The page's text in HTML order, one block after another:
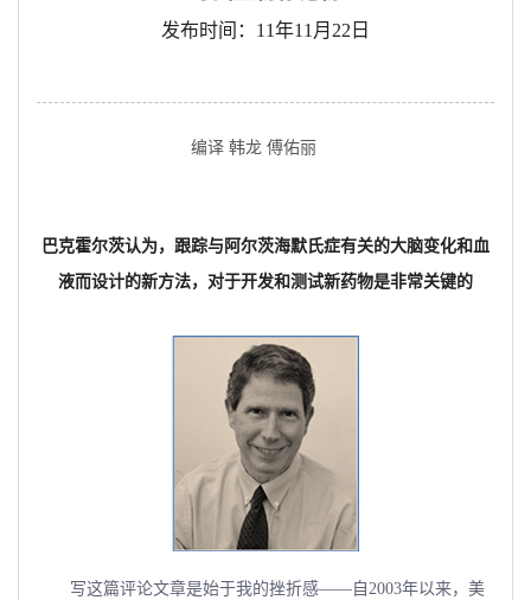
发布时间：11年11月22日
编译 韩龙 傅佑丽
巴克霍尔茨认为，跟踪与阿尔茨海默氏症有关的大脑变化和血
液而设计的新方法，对于开发和测试新药物是非常关键的
写这篇评论文章是始于我的挫折感――自2003年以来，美